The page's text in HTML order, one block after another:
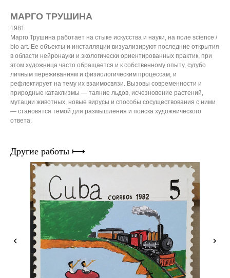
МАРГО ТРУШИНА
1981
Марго Трушина работает на стыке искусства и науки, на поле science /
bio art. Ее объекты и инсталляции визуализируют последние открытия
в области нейронауки и экологически ориентированных практик, при
этом художница часто обращается и к собственному опыту, сугубо
личным переживаниям и физиологическим процессам, и
рефлектирует на тему их взаимосвязи. Вызовы современности и
природные катаклизмы — таяние льдов, исчезновение растений,
мутации животных, новые вирусы и способы сосуществования с ними
— становятся темой для размышления и поиска художнического
ответа.
Другие работы ⟼